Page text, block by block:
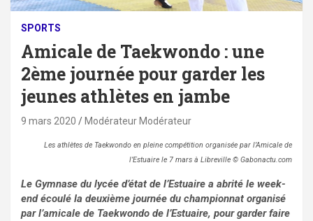
SPORTS
Amicale de Taekwondo : une
2ème journée pour garder les
jeunes athlètes en jambe
9 mars 2020 Modérateur Modérateur
Les athlètes de Taekwondo en pleine compétition organisée par l’Amicale de
l’Estuaire le 7 mars à Libreville © Gabonactu.com
Le Gymnase du lycée d’état de l’Estuaire a abrité le week-
end écoulé la deuxième journée du championnat organisé
par l’amicale de Taekwondo de l’Estuaire, pour garder faire